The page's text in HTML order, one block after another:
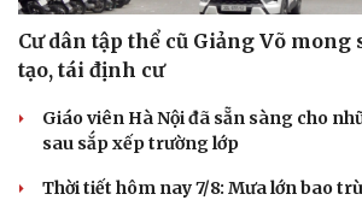
Cư dân tập thể cũ Giảng Võ mong
tạo, tái định cư
Giáo viên Hà Nội đã sẵn sàng cho
sau sắp xếp trường lớp
Thời tiết hôm nay 7/8: Mưa lớn bao